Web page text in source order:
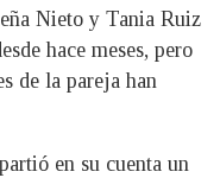
Nieto y Tania Ruiz
hace meses, pero
de la pareja han
en su cuenta un